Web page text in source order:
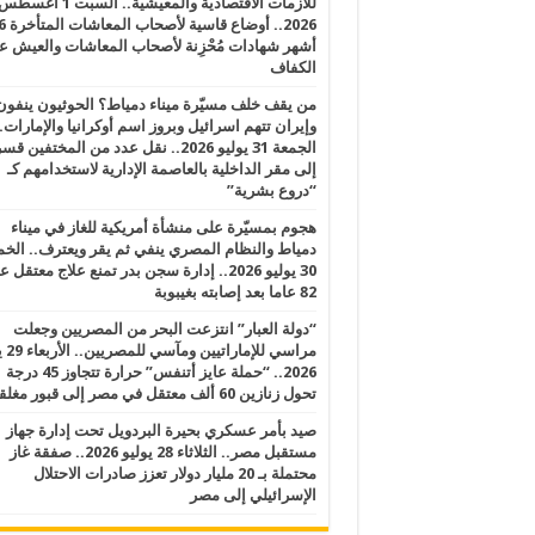
2026.. أوضاع قاسية لأصحاب المعاشات المتأخرة 6
أشهر شهادات مُحْزِنة لأصحاب المعاشات والعيش
الكفاف
من يقف خلف مسيّرة ميناء دمياط؟ الحوثيون
وإيران تتهم اسرائيل وبروز اسم أوكرانيا
الجمعة 31 يوليو 2026.. نقل عدد من المختفين
إلى مقر الداخلية بالعاصمة الإدارية لاستخدامهم كـ
“دروع بشرية”
هجوم بمسيّرة على منشأة أمريكية للغاز في ميناء
دمياط والنظام المصري ينفي ثم يقر ويعترف..
30 يوليو 2026.. إدارة سجن بدر تمنع علاج
82 عاما بعد إصابته بغيبوبة
“دولة العبار” انتزعت البحر من المصريين وجعلت
2026.. “حملة عايز أتنفس” حرارة تتجاوز 45 درجة
تحول زنازين 60 ألف معتقل في مصر إلى قبور مغلقة
صيد بأمر عسكري بحيرة البردويل تحت إدارة جهاز
مستقبل مصر.. الثلاثاء 28 يوليو 2026.. صفقة غاز
محتملة بـ 20 مليار دولار تعزز صادرات الاحتلال
الإسرائيلي إلى مصر